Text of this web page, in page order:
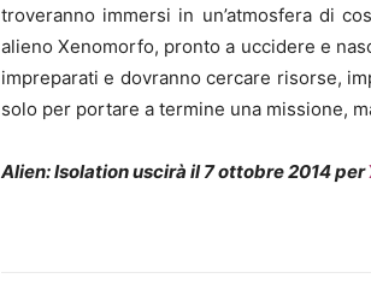
troveranno immersi in un’atmosfera di
alieno Xenomorfo, pronto a uccidere e
impreparati e dovranno cercare risorse,
solo per portare a termine una missione,
Alien: Isolationuscirà il 7 ottobre 2014 per